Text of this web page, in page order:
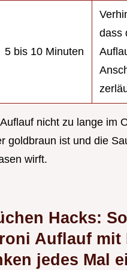
5 bis 10 Minuten
dass
nicht zu lange im
goldbraun ist und die
wirft.
Hacks:
Auflauf mit
jedes Mal